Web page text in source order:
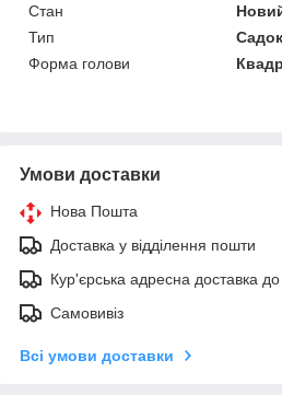
Стан
Тип
Садок
Форма голови
Умови доставки
Нова Пошта
Доставка у відділення пошти
Кур'єрська адресна доставка
Самовивіз
Всі умови доставки